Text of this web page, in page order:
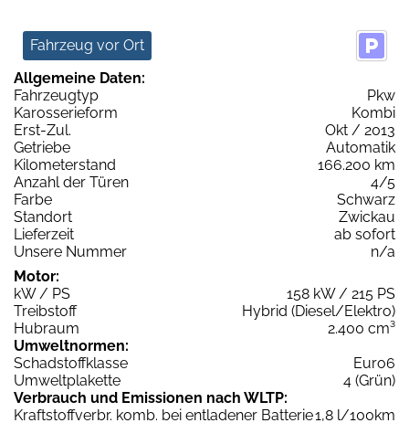
Fahrzeug vor Ort
Allgemeine Daten:
Fahrzeugtyp
Pkw
Karosserieform
Kombi
Erst-Zul.
Okt / 2013
Getriebe
Automatik
Kilometerstand
166.200 km
Anzahl der Türen
4/5
Farbe
Schwarz
Standort
Zwickau
Lieferzeit
ab sofort
Unsere Nummer
n/a
Motor:
kW / PS
158 kW / 215 PS
Treibstoff
Hybrid (Diesel/Elektro)
Hubraum
2.400 cm³
Umweltnormen:
Schadstoffklasse
Euro6
Umweltplakette
4 (Grün)
Verbrauch und Emissionen nach WLTP:
Kraftstoffverbr. komb. bei entladener Batterie1,8 l/100km